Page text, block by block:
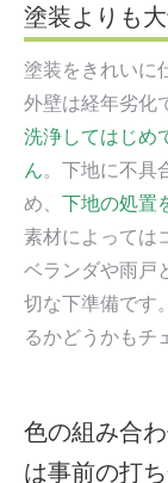
塗装よりも
塗装をきれいに
外壁は経年劣化
洗浄してはじめ
ん。下地に不具
め、 下地の処置
素材によっては
ベランダや雨戸
切な下準備です
るかどうかもチ
色の組み合
は事前の打